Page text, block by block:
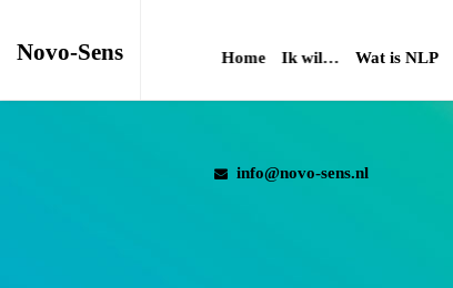
Novo-Sens Home Ik wil… Wat is NLP
info@novo-sens.nl